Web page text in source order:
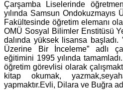
Çarşamba Liselerinde
yılında Samsun
Fakültesinde öğretim elemanı
OMÜ Sosyal Bilimler Enstitüsü
dalında yüksek lisansa başladı.
Üzerine Bir İnceleme” adlı
eğitimini 1995 yılında
öğretim görevlisi olarak
kitap okumak,
yapmaktır.Evli, Dilara ve Buğra